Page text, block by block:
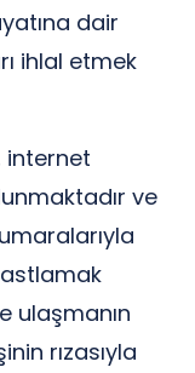
dair
ihlal etmek
internet
ve
ulaşmanın
rızasıyla